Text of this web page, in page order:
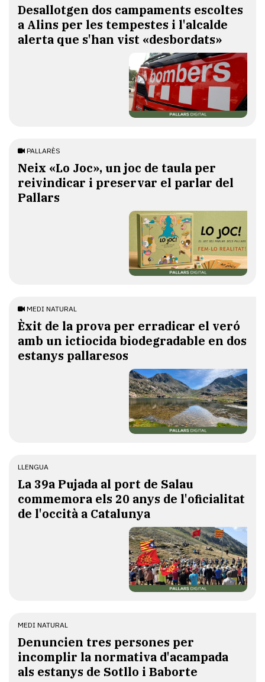
​Desallotgen dos campaments escoltes
a Alins per les tempestes i l'alcalde
alerta que s'han vist «desbordats»
PALLARÈS
​Neix «Lo Joc», un joc de taula per
reivindicar i preservar el parlar del
Pallars
MEDI NATURAL
Èxit de la prova per erradicar el veró
amb un ictiocida biodegradable en dos
estanys pallaresos
LLENGUA
​La 39a Pujada al port de Salau
commemora els 20 anys de l'oficialitat
de l'occità a Catalunya
MEDI NATURAL
Denuncien tres persones per
incomplir la normativa d'acampada
als estanys de Sotllo i Baborte